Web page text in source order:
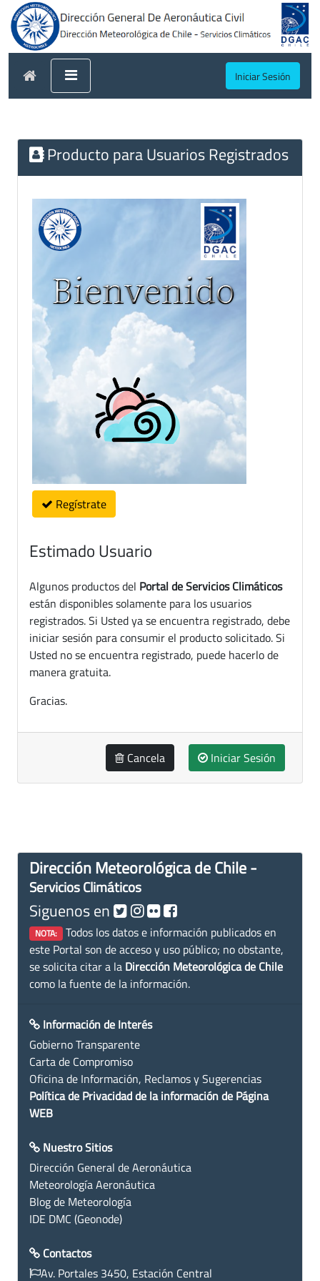
Iniciar Sesión
Producto para Usuarios Registrados
Regístrate
Estimado Usuario
Algunos productos del Portal de Servicios Climáticos
están disponibles solamente para los usuarios
registrados. Si Usted ya se encuentra registrado, debe
iniciar sesión para consumir el producto solicitado. Si
Usted no se encuentra registrado, puede hacerlo de
manera gratuita.
Gracias.
Cancela Iniciar Sesión
Dirección Meteorológica de Chile -
Servicios Climáticos
Siguenos en
NOTA: Todos los datos e información publicados en
este Portal son de acceso y uso público; no obstante,
se solicita citar a la Dirección Meteorológica de Chile
como la fuente de la información.
Información de Interés
Gobierno Transparente
Carta de Compromiso
Oficina de Información, Reclamos y Sugerencias
Política de Privacidad de la información de Página
WEB
Nuestro Sitios
Dirección General de Aeronáutica
Meteorología Aeronáutica
Blog de Meteorología
IDE DMC (Geonode)
Contactos
Av. Portales 3450, Estación Central